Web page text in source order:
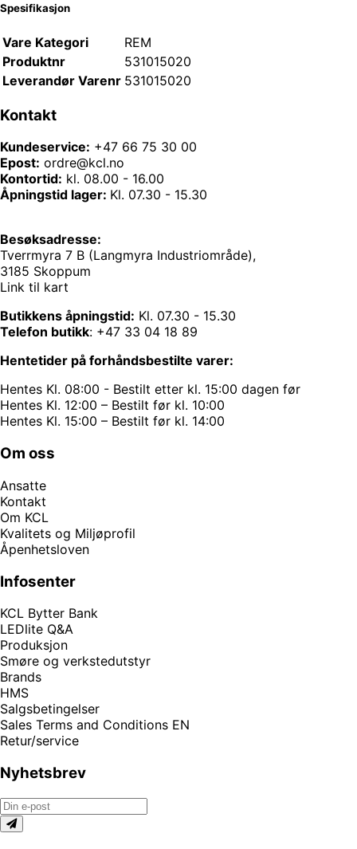
Spesifikasjon
Vare Kategori
REM
Produktnr
531015020
Leverandør Varenr 531015020
Kontakt
Kundeservice: +47 66 75 30 00
Epost: ordre@kcl.no
Kontortid: kl. 08.00 - 16.00
Åpningstid lager: Kl. 07.30 - 15.30
Besøksadresse:
Tverrmyra 7 B (Langmyra Industriområde),
3185 Skoppum
Link til kart
Butikkens åpningstid: Kl. 07.30 - 15.30
Telefon butikk: +47 33 04 18 89
Hentetider på forhåndsbestilte varer:
Hentes Kl. 08:00 - Bestilt etter kl. 15:00 dagen før
Hentes Kl. 12:00 – Bestilt før kl. 10:00
Hentes Kl. 15:00 – Bestilt før kl. 14:00
Om oss
Ansatte
Kontakt
Om KCL
Kvalitets og Miljøprofil
Åpenhetsloven
Infosenter
KCL Bytter Bank
LEDlite Q&A
Produksjon
Smøre og verkstedutstyr
Brands
HMS
Salgsbetingelser
Sales Terms and Conditions EN
Retur/service
Nyhetsbrev